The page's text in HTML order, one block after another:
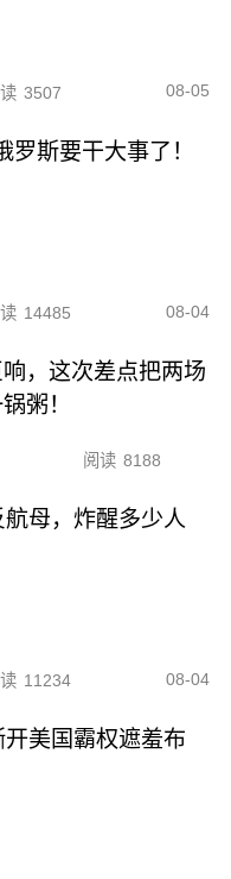
3507 08-05
斯要干大事了！
14485 08-04
，这次差点把两场
粥！
阅读 8188
航母，炸醒多少人
11234 08-04
开美国霸权遮羞布